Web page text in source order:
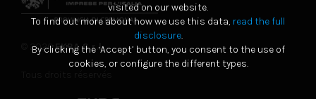
© 2026EKRA S.r.l.
visited on our website.
To find out more about how we use this data, read the full
disclosure.
By clicking the ‘Accept’ button, you consent to the use of
cookies, or configure the different types.